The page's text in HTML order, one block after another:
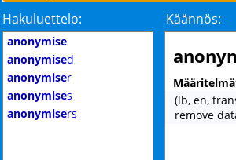
Hakuluettelo: Käännös:
anonymise
anonymised
anonymiser
anonymises
anonymisers
(lb, en,
remove